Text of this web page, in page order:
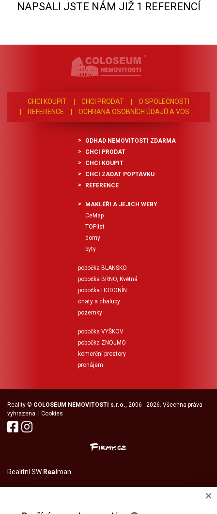
NAPSALI JSTE NÁM JIŽ 1 REFERENCÍ
CHCI KOUPIT CHCI PRODAT
O SPOLEČNOSTI
REFERENCE
OCHRANA OSOBNÍCH ÚDAJŮ A VOS
ODHAD NEMOVITOSTI ZDARMA
CHCI PRODAT
CHCI KOUPIT
CHCI ZADAT POPTÁVKU
REFERENCE
MAKLÉŘI A JEJICH WEBY
CeMap
TOPlist
domy
byty
pobočka BLANSKO
pobočka BRNO, Květná
pobočka HODONÍN
chaty a chalupy
pozemky
pobočka VYŠKOV
pobočka ZNOJMO
komerční prostory
pronájem
Reality © COLOSEUM NEMOVITOSTI s.r.o., 2006 - 2026. Všechna práva
vyhrazena. | Cookies
Realitní SW Real man
×